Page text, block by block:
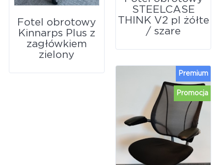
Fotel obrotowy
Kinnarps Plus z
zagłówkiem
zielony
STEELCASE
THINK V2 pl żółte
/ szare
Promocja
Premium